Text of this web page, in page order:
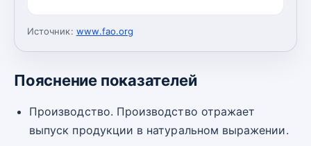
Источник: www.fao.org
Пояснение показателей
Производство. Производство отражает
выпуск продукции в натуральном выражении.